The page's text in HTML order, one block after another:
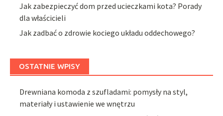
Jak zabezpieczyć dom przed ucieczkami kota? Porady
dla właścicieli
Jak zadbać o zdrowie kociego układu oddechowego?
OSTATNIE WPISY
Drewniana komoda z szufladami: pomysły na styl,
materiały i ustawienie we wnętrzu